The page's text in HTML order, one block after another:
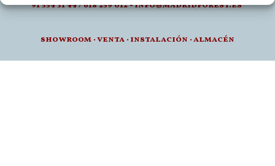
91 554 31 44 / 618 259 012 • info@madridforest.es
showroom ·venta · instalación · almacén